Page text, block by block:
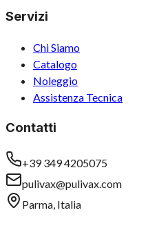
Servizi
Chi Siamo
Catalogo
Noleggio
Assistenza Tecnica
Contatti
+39 349 4205075
pulivax@pulivax.com
Parma, Italia